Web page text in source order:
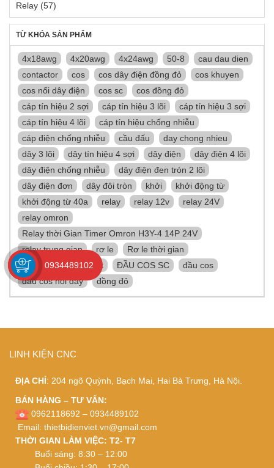
Relay (57)
TỪ KHÓA SẢN PHẨM
4x18awg 4x20awg 4x24awg 50-8
cau dau dien
contactor
cos cos dây điện đồng đỏ
cos khuyen
cos nối dây điện
cos sc
cos đồng đỏ
cáp tín hiệu 2 sợi
cáp tín hiệu 3 lõi
cáp tín hiệu 3 sợi
cáp tín hiệu 4 lõi
cáp tín hiệu chống nhiễu
cáp điện chống nhiễu
cầu đấu
day chong nhieu
dây 3 lõi
dây tín hiệu 4 sợi dây điện
dây điện 4 lõi
dây điện chống nhiễu
dây điện đen tròn 2 lõi
dây điện đơn
dây đôi tròn khởi
khởi động từ
khởi động từ 40a
relay relay 12v
relay 24V
relay omron
Relay thời Gian Timer Omron H3Y-4 14P 24V
relay trung gian
rơ le
Rơ le thời gian
rơ le trung gian
sc ĐẦU COS SC
đầu cos
đầu cos nối dây
đồng đỏ
LINH KIỆN CNC
ĐỊA CHỈ: 204 ngõ Quỳnh, Bạch Mai, Hai Bà Trưng, Hà Nội.
BÁN HÀNG – TƯ VẤN:
0962118692 – 0934489102
Email: thietbidienviet.vn@gmail.com
THỜI GIAN LÀM VIỆC: T2- T7
Buổi sáng: 8:30 – 12:00
0934489102